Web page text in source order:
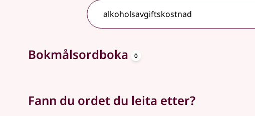
Søkjeforslag tilgjengelege
Bokmålsordboka 0
Fann du ordet du leita etter?